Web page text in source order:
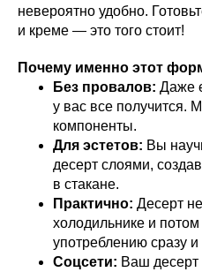
невероятно удобно.
и кремe — это того стоит!
Почему именно этот
Без провалов: Даже
у вас все получится.
компоненты.
Для эстетов: Вы
десерт слоями,
в стакане.
Практично: Десерт
холодильнике и потом
употреблению сразу
Соцсети: Ваш десерт